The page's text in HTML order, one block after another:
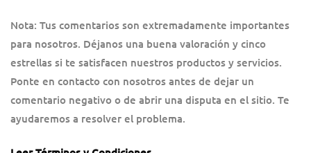
Nota: Tus comentarios son extremadamente importantes
para nosotros. Déjanos una buena valoración y cinco
estrellas si te satisfacen nuestros productos y servicios.
Ponte en contacto con nosotros antes de dejar un
comentario negativo o de abrir una disputa en el sitio. Te
ayudaremos a resolver el problema.